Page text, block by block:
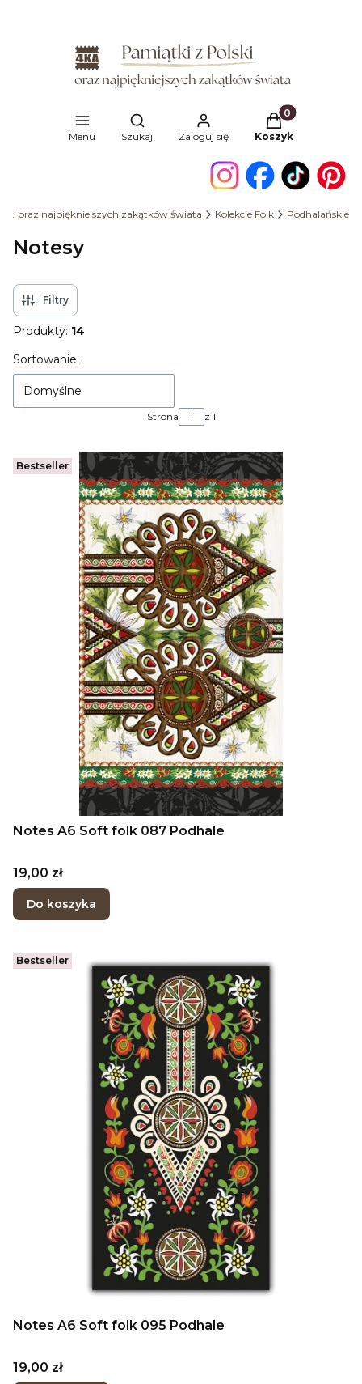
Menu
Otwórz wyszukiwarkę
Szukaj Zaloguj się
Produkty w
Koszyk
oraz najpiękniejszych zakątków świata Kolekcje Folk Podhalańskie
Notesy
Filtry
Produkty: 14
Lista produktów
Sortowanie:
Domyślne
Strona z 1
Bestseller
Notes A6 Soft folk 087 Podhale
Cena
19,00 zł
Do koszyka
Bestseller
Notes A6 Soft folk 095 Podhale
Cena
19,00 zł